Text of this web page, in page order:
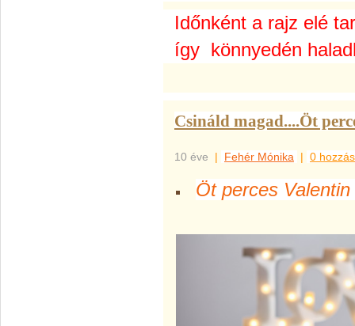
Időnként a rajz elé
így könnyedén
Csináld magad....Öt
10 éve | Fehér Mónika | 0
Öt perces